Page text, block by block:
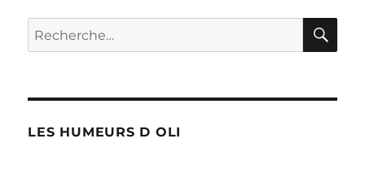
Recherche
pour :
LES HUMEURS D OLI